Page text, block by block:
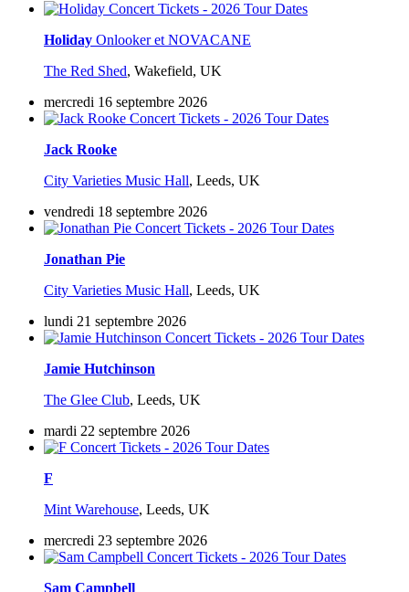
Holiday Onlooker et NOVACANE
The Red Shed, Wakefield, UK
mercredi 16 septembre 2026
Jack Rooke
City Varieties Music Hall, Leeds, UK
vendredi 18 septembre 2026
Jonathan Pie
City Varieties Music Hall, Leeds, UK
lundi 21 septembre 2026
Jamie Hutchinson
The Glee Club, Leeds, UK
mardi 22 septembre 2026
F
Mint Warehouse, Leeds, UK
mercredi 23 septembre 2026
Sam Campbell